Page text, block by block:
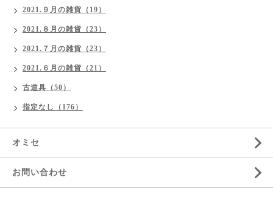
2021.９月の雑貨（19）
2021.８月の雑貨（23）
2021.７月の雑貨（23）
2021.６月の雑貨（21）
古道具（50）
指定なし（176）
オミセ
お問い合わせ